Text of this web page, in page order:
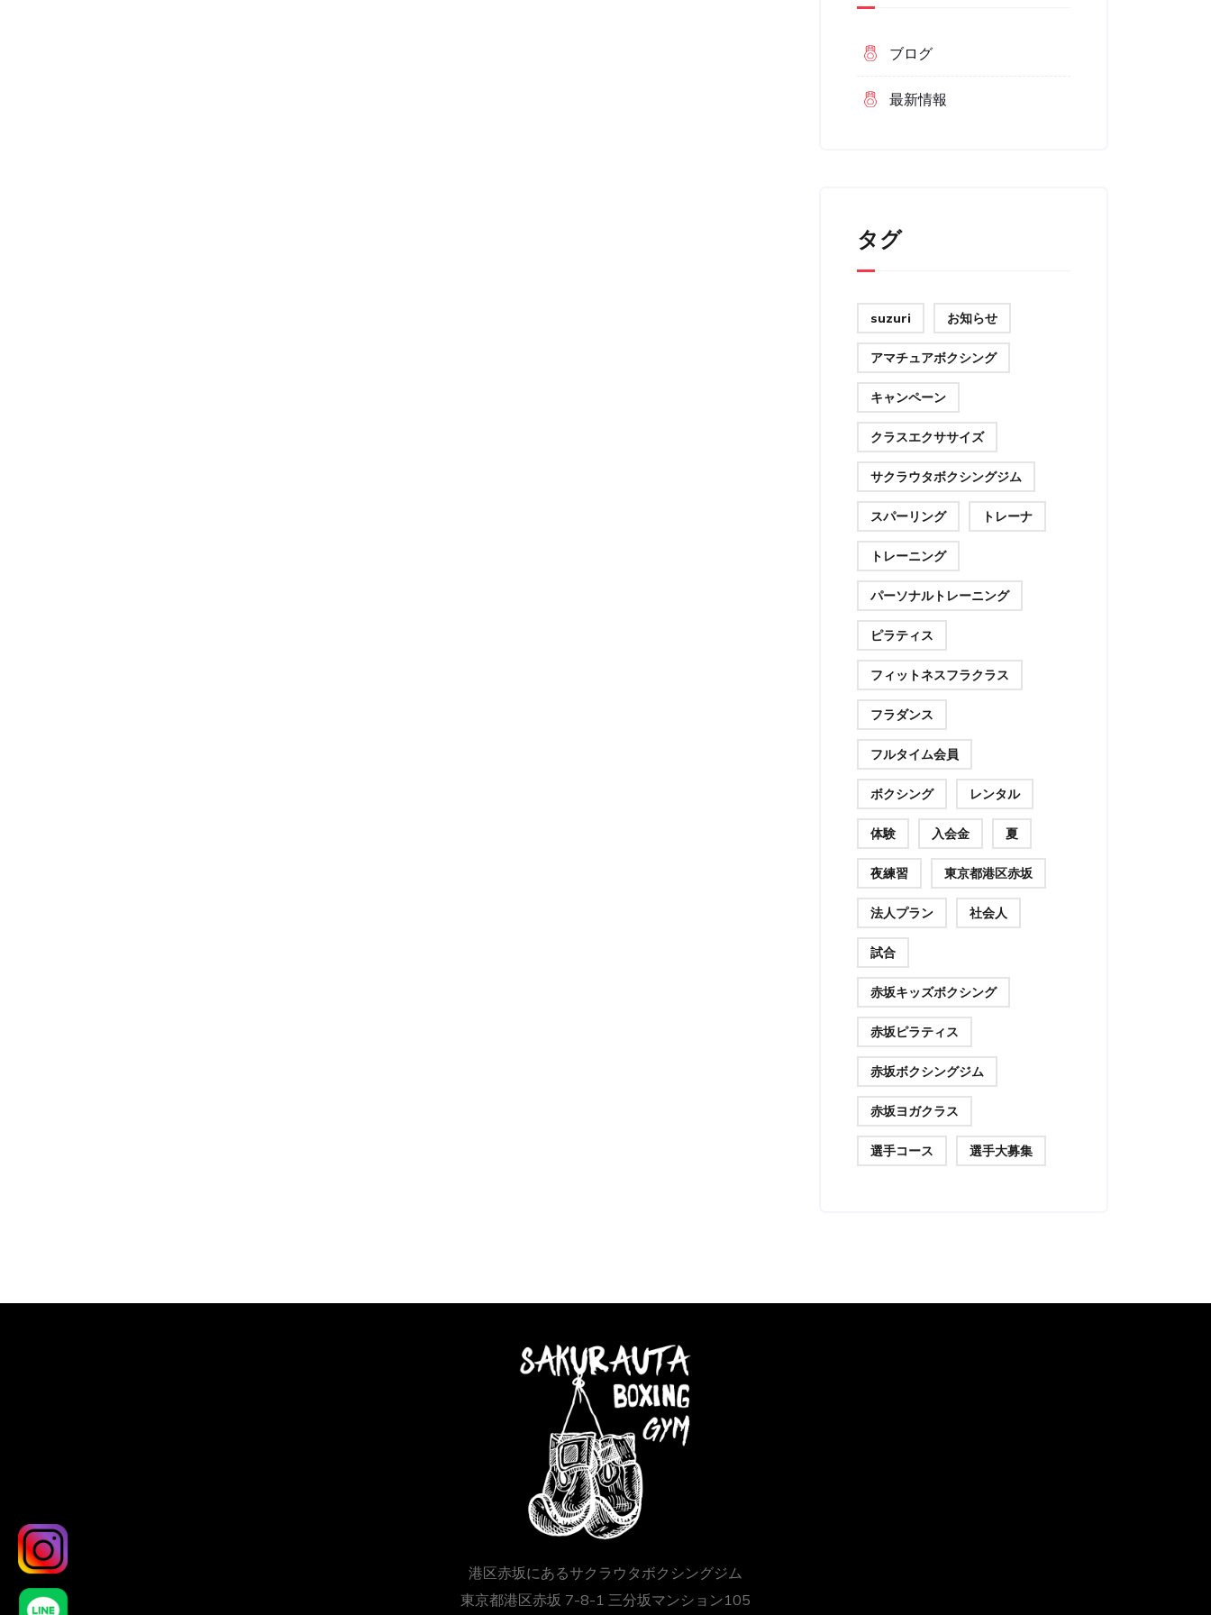
ブログ
最新情報
タグ
suzuri お知らせ
アマチュアボクシング
キャンペーン
クラスエクササイズ
サクラウタボクシングジム
スパーリング トレーナ
トレーニング
パーソナルトレーニング
ピラティス
フィットネスフラクラス
フラダンス
フルタイム会員
ボクシング レンタル
体験 入会金 夏
夜練習 東京都港区赤坂
法人プラン 社会人
試合
赤坂キッズボクシング
赤坂ピラティス
赤坂ボクシングジム
赤坂ヨガクラス
選手コース 選手大募集
港区赤坂にあるサクラウタボクシングジム
東京都港区赤坂 7-8-1 三分坂マンション105